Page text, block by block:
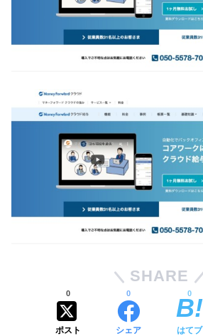
SHARE
ポスト
0
シェア
0
はてブ
0